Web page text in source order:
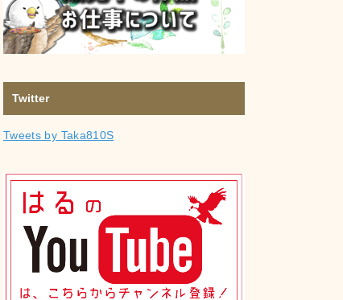
Twitter
Tweets by Taka810S